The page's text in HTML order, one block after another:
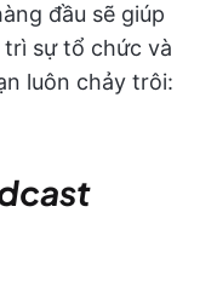
đầu sẽ giúp
sự tổ chức và
luôn chảy trôi: